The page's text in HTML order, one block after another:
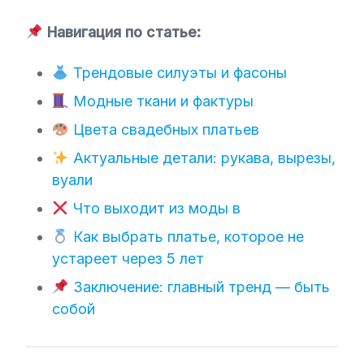
Навигация по статье:
Трендовые силуэты и фасоны
Модные ткани и фактуры
Цвета свадебных платьев
Актуальные детали: рукава, вырезы,
вуали
Что выходит из моды в
Как выбрать платье, которое не
устареет через 5 лет
Заключение: главный тренд — быть
собой